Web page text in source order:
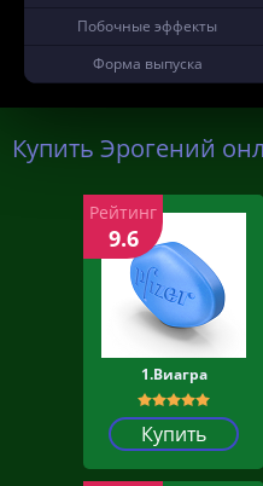
Побочные эффекты
Форма выпуска
Купить Эрогений
1.Виагра
Купить
Рейтинг
9.6